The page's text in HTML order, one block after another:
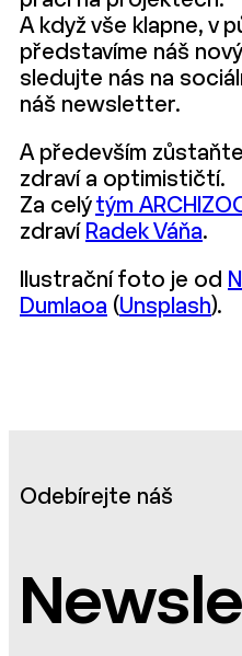
A když vše klapne, v
představíme náš
sledujte nás na
náš newsletter.
A především
zdraví a optimističtí.
Za celý tým
zdraví Radek Váňa.
Ilustrační foto je od
Dumlaoa (Unsplash).
Odebírejte náš